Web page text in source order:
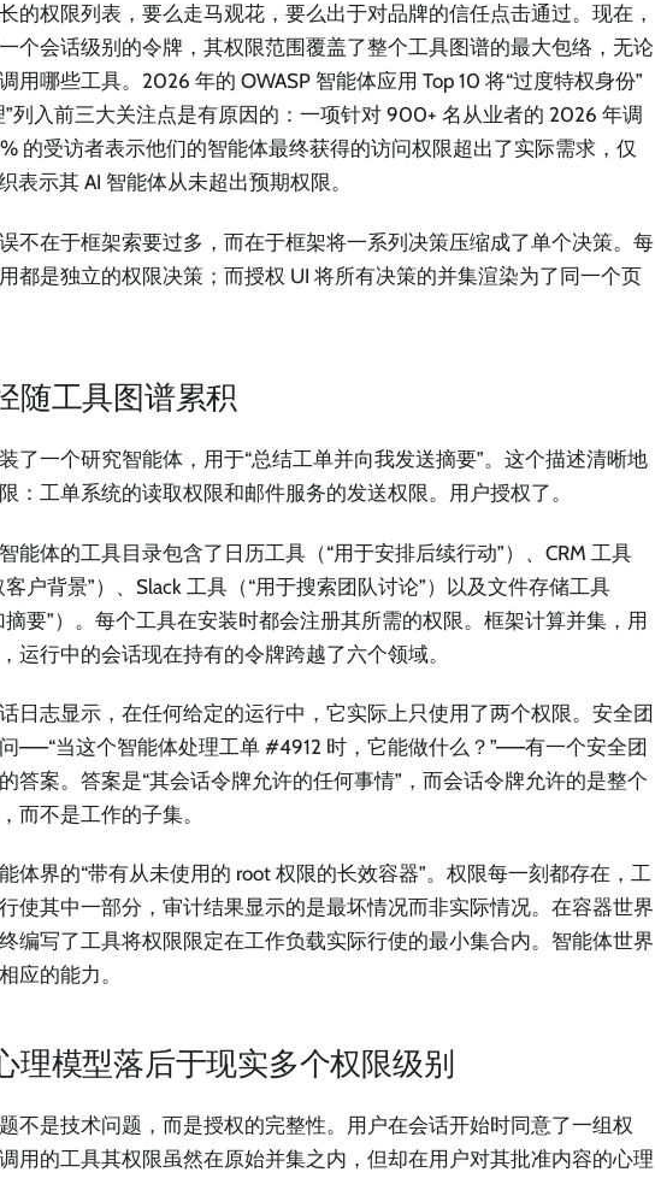
的权限列表，要么走马观花，要么出于对品牌的信任点击通过。现在，
个会话级别的令牌，其权限范围覆盖了整个工具图谱的最大包络，无论
用哪些工具。2026 年的 OWASP 智能体应用 Top 10 将“过度特权身份”
”列入前三大关注点是有原因的：一项针对 900+ 名从业者的 2026 年调
的受访者表示他们的智能体最终获得的访问权限超出了实际需求，仅
表示其 AI 智能体从未超出预期权限。
不在于框架索要过多，而在于框架将一系列决策压缩成了单个决策。每
都是独立的权限决策；而授权 UI 将所有决策的并集渲染为了同一个页
随工具图谱累积
了一个研究智能体，用于“总结工单并向我发送摘要”。这个描述清晰地
：工单系统的读取权限和邮件服务的发送权限。用户授权了。
能体的工具目录包含了日历工具（“用于安排后续行动”）、CRM 工具
客户背景”）、Slack 工具（“用于搜索团队讨论”）以及文件存储工具
摘要”）。每个工具在安装时都会注册其所需的权限。框架计算并集，用
运行中的会话现在持有的令牌跨越了六个领域。
日志显示，在任何给定的运行中，它实际上只使用了两个权限。安全团
——“当这个智能体处理工单 #4912 时，它能做什么？”——有一个安全团
答案。答案是“其会话令牌允许的任何事情”，而会话令牌允许的是整个
而不是工作的子集。
体界的“带有从未使用的 root 权限的长效容器”。权限每一刻都存在，工
使其中一部分，审计结果显示的是最坏情况而非实际情况。在容器世界
编写了工具将权限限定在工作负载实际行使的最小集合内。智能体世界
应的能力。
理模型落后于现实多个权限级别
不是技术问题，而是授权的完整性。用户在会话开始时同意了一组权
用的工具其权限虽然在原始并集之内，但却在用户对其批准内容的心理